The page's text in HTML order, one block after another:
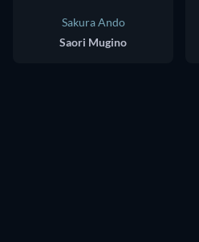
Sakura Ando
Saori Mugino